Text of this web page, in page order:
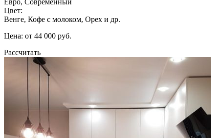
Цвет:
Венге, Кофе с молоком, Орех и др.
Цена: от 44 000 руб.
Рассчитать